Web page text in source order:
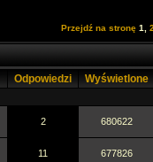
Przejdź na stronę 1 2
Odpowiedzi Wyświetlone
2 680622
11 677826